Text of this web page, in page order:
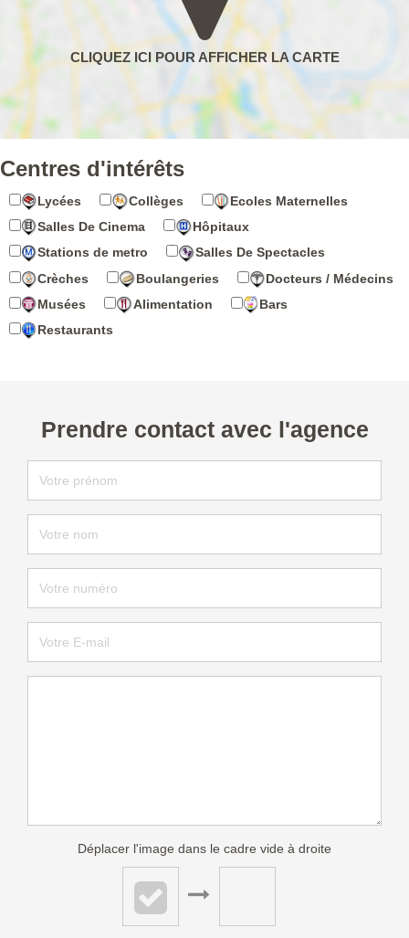
Centres d'intérêts
Lycées Collèges
Ecoles Maternelles
Salles De Cinema
Hôpitaux
Stations de metro
Salles De Spectacles
Crèches
Boulangeries
Docteurs / Médecins
Musées
Alimentation
Bars
Restaurants
Prendre contact avec l'agence
Déplacer l'image dans le cadre vide à droite